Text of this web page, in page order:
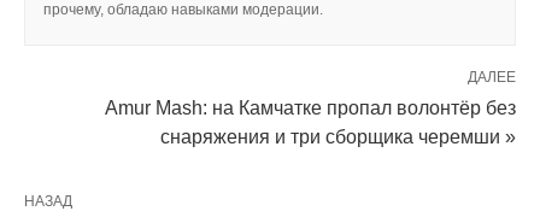
прочему, обладаю навыками модерации.
ДАЛЕЕ
Amur Mash: на Камчатке пропал волонтёр без
снаряжения и три сборщика черемши »
НАЗАД